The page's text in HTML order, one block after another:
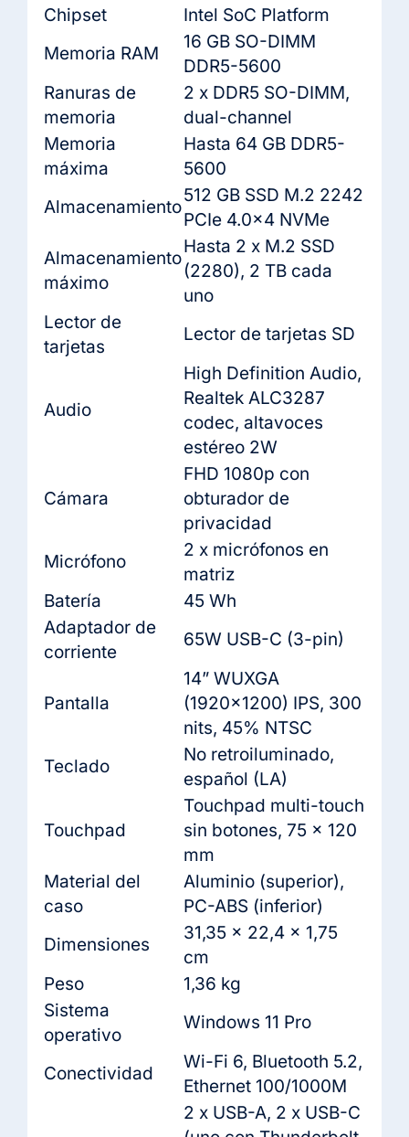
Chipset
Intel SoC Platform
Memoria RAM
16 GB SO-DIMM
DDR5-5600
Ranuras de
memoria
2 x DDR5 SO-DIMM,
dual-channel
Memoria
máxima
Hasta 64 GB DDR5-
5600
Almacenamiento
512 GB SSD M.2 2242
PCIe 4.0×4 NVMe
Almacenamiento
máximo
Hasta 2 x M.2 SSD
(2280), 2 TB cada
uno
Lector de
tarjetas
Lector de tarjetas SD
Audio
High Definition Audio,
Realtek ALC3287
codec, altavoces
estéreo 2W
Cámara
FHD 1080p con
obturador de
privacidad
Micrófono
2 x micrófonos en
matriz
Batería
45 Wh
Adaptador de
corriente
65W USB-C (3-pin)
Pantalla
14” WUXGA
(1920×1200) IPS, 300
nits, 45% NTSC
Teclado
No retroiluminado,
español (LA)
Touchpad
Touchpad multi-touch
sin botones, 75 x 120
mm
Material del
caso
Aluminio (superior),
PC-ABS (inferior)
Dimensiones
31,35 x 22,4 x 1,75
cm
Peso
1,36 kg
Sistema
operativo
Windows 11 Pro
Conectividad
Wi-Fi 6, Bluetooth 5.2,
Ethernet 100/1000M
2 x USB-A, 2 x USB-C